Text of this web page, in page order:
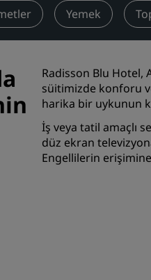
Yemek
Radisson Blu Hotel,
süitimizde konforu
harika bir uykunun
İş veya tatil amaçlı
düz ekran
Engellilerin